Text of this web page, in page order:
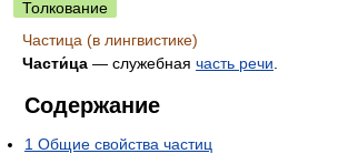
Толкование
Частица (в лингвистике)
Части́ца — служебная часть речи
Содержание
1 Общие свойства частиц